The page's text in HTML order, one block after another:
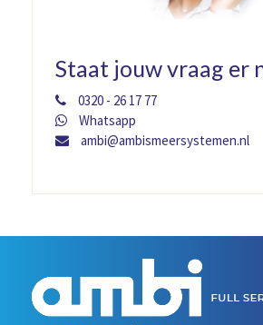
Staat jouw vraag er
0320 - 26 17 77
Whatsapp
ambi@ambismeersystemen.nl